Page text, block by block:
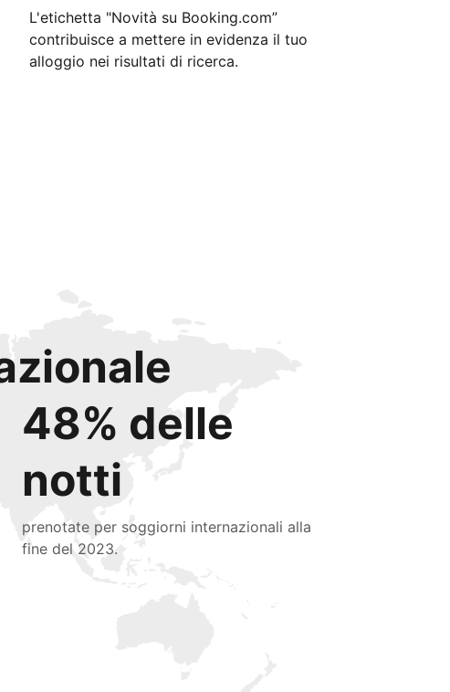
L'etichetta "Novità su Booking.com”
contribuisce a mettere in evidenza il tuo
alloggio nei risultati di ricerca.
48% delle
notti
prenotate per soggiorni internazionali alla
fine del 2023.